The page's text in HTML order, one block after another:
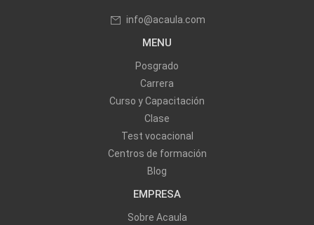
info@acaula.com
MENU
Posgrado
Carrera
Curso y Capacitación
Clase
Test vocacional
Centros de formación
Blog
EMPRESA
Sobre Acaula